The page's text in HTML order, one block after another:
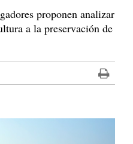
proponen analizar
a la preservación de